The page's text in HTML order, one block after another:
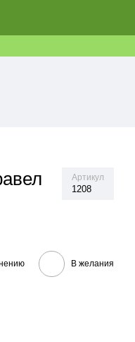
Артикул
1208
В желания